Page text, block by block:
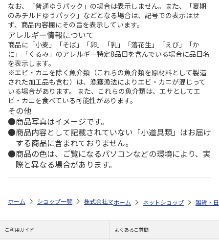
なお、「普通ゆうパック」の場合は表示しません。また、「夏期
のみチルドゆうパック」などとなる場合は、記号での表示はせ
ず、商品内容欄にその旨を表示しています。
アレルギー情報について
商品に「小麦」「そば」「卵」「乳」「落花生」「えび」「か
に」「くるみ」のアレルギー特定8品目を含んでいる場合に品目名
を表示します。
※エビ・カニを除く魚介類（これらの魚介類を原材料として製造
された加工品も含む）は、漁獲漁法によりエビ・カニが混じって
いる場合があります。 また、これらの魚介類は、エサとしてエ
ビ・カニを食べている可能性があります。
その他
商品写真はイメージです。
商品内容として記載されていない「小道具類」はお届け
する商品に含まれておりません。
商品の色は、ご覧になるパソコンなどの環境により、実
際と異なる場合があります。
ホーム ショップ一覧 株式会社マインド ポケモン ソックスタイプ
ホーム ネットショップ 雑貨・
ご利用ガイド よくあるご質問